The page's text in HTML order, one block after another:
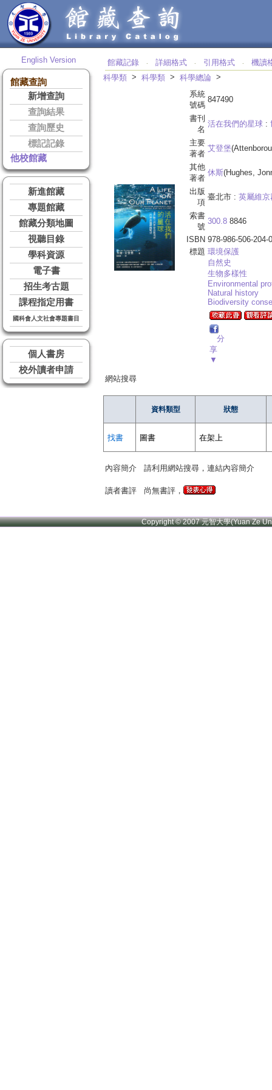
English Version
館藏查詢
新增查詢
查詢結果
查詢歷史
標記記錄
他校館藏
新進館藏
專題館藏
館藏分類地圖
視聽目錄
學科資源
電子書
招生考古題
課程指定用書
國科會人文社會專題書目
個人書房
校外讀者申請
館藏記錄 ‧ 詳細格式 ‧ 引用格式 ‧
機讀
科學類 > 科學類 > 科學總論 >
系統
號碼
847490
書刊
名
活在我們的星球 :
主要
著者
艾登堡
其他
著者
休斯(Hughes,
出版
項
臺北市 : 英屬維
索書
號
300.8 8846
ISBN 978-986-506-204-0
標題 環境保護
自然史
生物多樣性
Environmental
Natural history
Biodiversity
分
享
▼
網站搜尋
資料類型 狀態
找書 圖書 在架上
內容簡介 請利用網站搜尋，連結內容簡介
讀者書評 尚無書評，
Copyright © 2007 元智大學(Yuan Ze